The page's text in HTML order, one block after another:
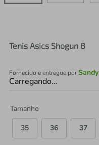
Tenis Asics Shogun 8
Fornecido e entregue por
Carregando…
Tamanho
35
36 37